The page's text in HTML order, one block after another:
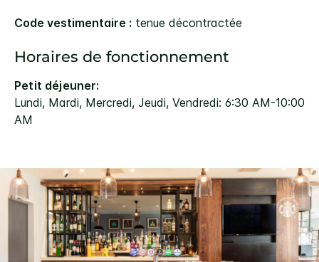
Code vestimentaire : tenue décontractée
Horaires de fonctionnement
Petit déjeuner:
Lundi, Mardi, Mercredi, Jeudi, Vendredi: 6:30 AM-10:00
AM